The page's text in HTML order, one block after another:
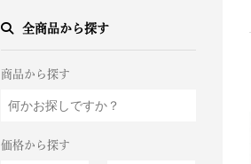
全商品から探す
商品から探す
価格から探す